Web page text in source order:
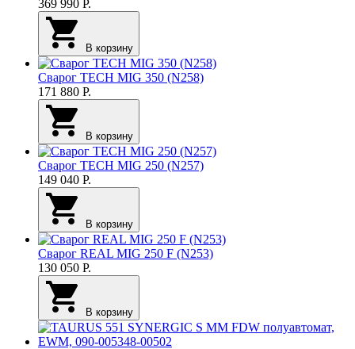
369 990 Р.
В корзину
Сварог TECH MIG 350 (N258)
171 880 Р.
В корзину
Сварог TECH MIG 250 (N257)
149 040 Р.
В корзину
Сварог REAL MIG 250 F (N253)
130 050 Р.
В корзину